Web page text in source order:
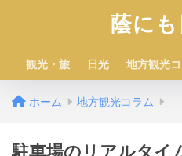
蔭に
観光・旅 日光 地方観光
ホーム 地方観光コラム
駐車場のリアルタイ